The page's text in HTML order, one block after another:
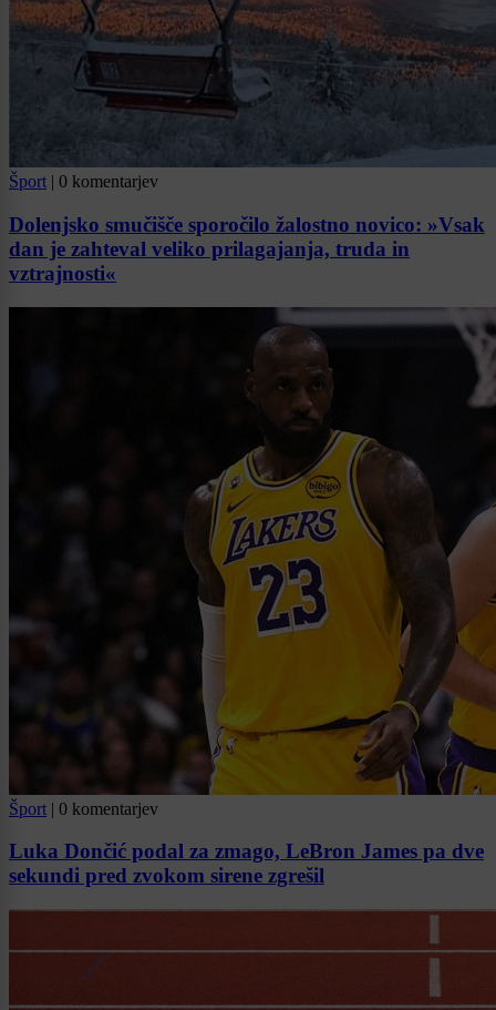
Šport | 0 komentarjev
Dolenjsko smučišče sporočilo žalostno novico: »Vsak
dan je zahteval veliko prilagajanja, truda in
vztrajnosti«
Šport | 0 komentarjev
Luka Dončić podal za zmago, LeBron James pa dve
sekundi pred zvokom sirene zgrešil